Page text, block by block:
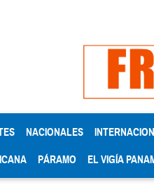
NACIONALES
PÁRAMO EL VIGÍA